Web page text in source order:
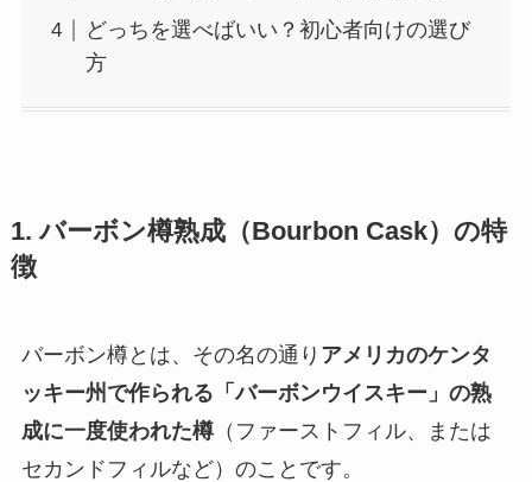
どっちを選べばいい？初心者向けの選び
方
1. バーボン樽熟成（Bourbon Cask）の特
徴
バーボン樽とは、その名の通り アメリカのケンタ
ッキー州で作られる「バーボンウイスキー」の熟
成に一度使われた樽（ファーストフィル、または
セカンドフィルなど）のことです。